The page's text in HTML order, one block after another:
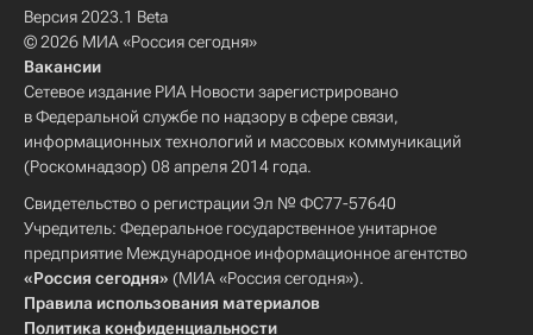
Версия 2023.1 Beta
© 2026 МИА «Россия сегодня»
Вакансии
Сетевое издание РИА Новости зарегистрировано
в Федеральной службе по надзору в сфере связи,
информационных технологий и массовых коммуникаций
(Роскомнадзор) 08 апреля 2014 года.
Свидетельство о регистрации Эл № ФС77-57640
Учредитель: Федеральное государственное унитарное
предприятие Международное информационное агентство
«Россия сегодня» (МИА «Россия сегодня»).
Правила использования материалов
Политика конфиденциальности